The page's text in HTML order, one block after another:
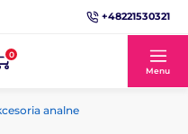
+48221530321
0
Menu
analne